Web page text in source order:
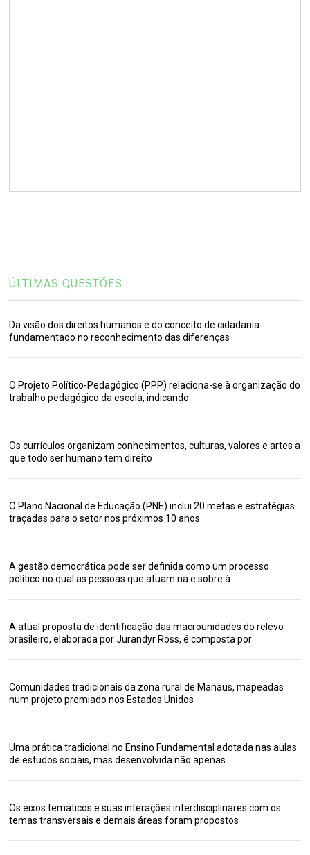
ÚLTIMAS QUESTÕES
Da visão dos direitos humanos e do conceito de cidadania
fundamentado no reconhecimento das diferenças
O Projeto Político-Pedagógico (PPP) relaciona-se à organização do
trabalho pedagógico da escola, indicando
Os currículos organizam conhecimentos, culturas, valores e artes a
que todo ser humano tem direito
O Plano Nacional de Educação (PNE) inclui 20 metas e estratégias
traçadas para o setor nos próximos 10 anos
A gestão democrática pode ser definida como um processo
político no qual as pessoas que atuam na e sobre à
A atual proposta de identificação das macrounidades do relevo
brasileiro, elaborada por Jurandyr Ross, é composta por
Comunidades tradicionais da zona rural de Manaus, mapeadas
num projeto premiado nos Estados Unidos
Uma prática tradicional no Ensino Fundamental adotada nas aulas
de estudos sociais, mas desenvolvida não apenas
Os eixos temáticos e suas interações interdisciplinares com os
temas transversais e demais áreas foram propostos